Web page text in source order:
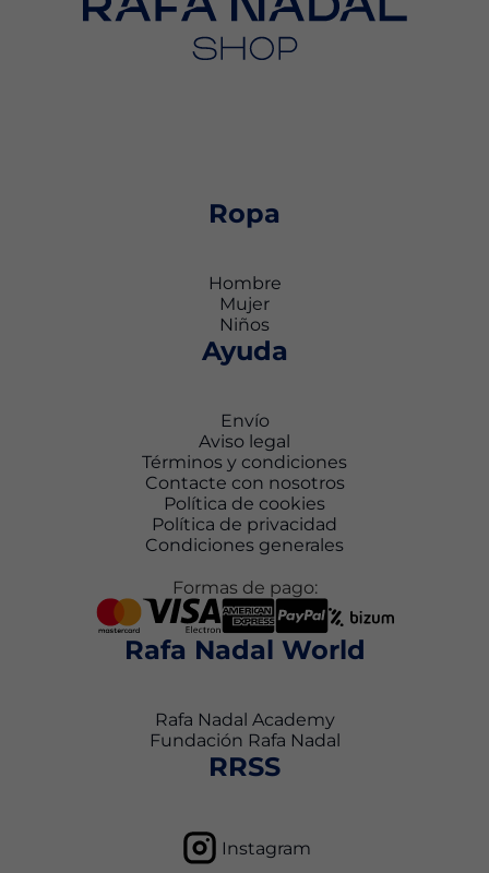
Ropa
Hombre
Mujer
Niños
Ayuda
Envío
Aviso legal
Términos y condiciones
Contacte con nosotros
Política de cookies
Política de privacidad
Condiciones generales
Formas de pago:
Rafa Nadal World
Rafa Nadal Academy
Fundación Rafa Nadal
RRSS
Instagram